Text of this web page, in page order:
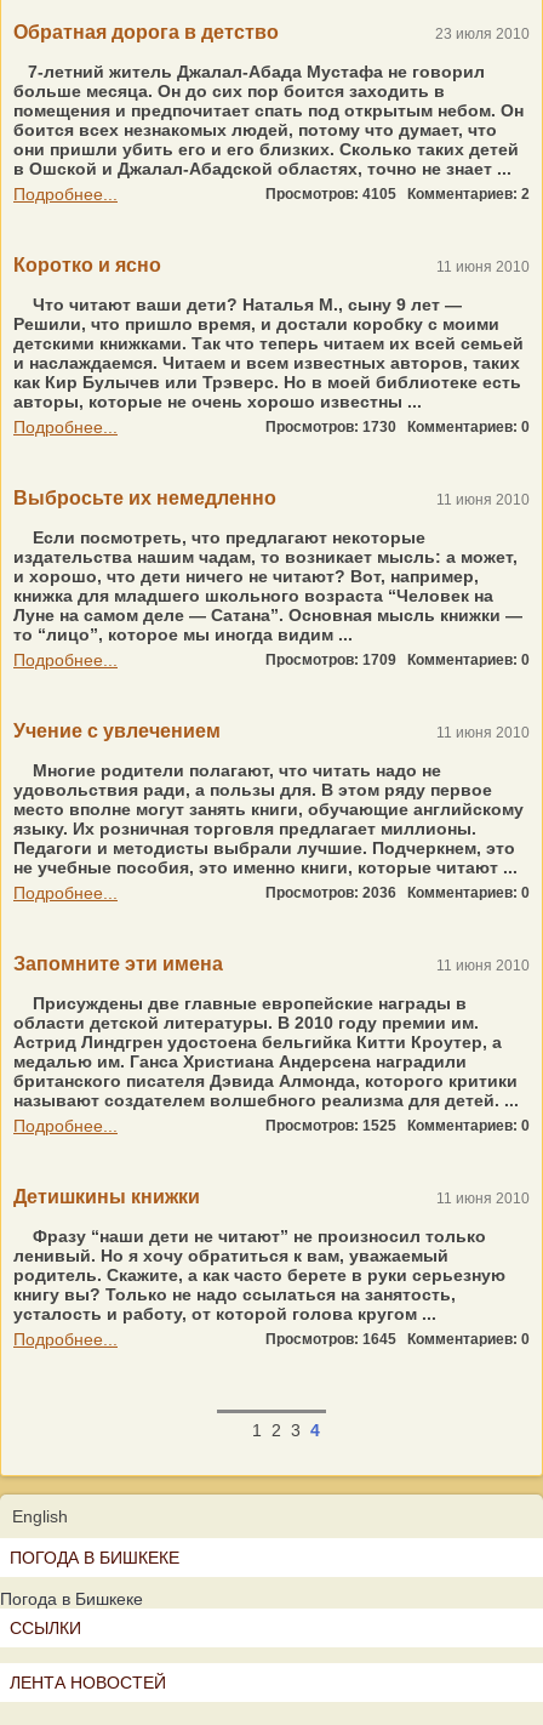
Обратная дорога в детство 23 июля 2010
7-летний житель Джалал-Абада Мустафа не говорил
больше месяца. Он до сих пор боится заходить в
помещения и предпочитает спать под открытым небом. Он
боится всех незнакомых людей, потому что думает, что
они пришли убить его и его близких. Сколько таких детей
в Ошской и Джалал-Абадской областях, точно не знает ...
Подробнее...
Просмотров: 4105 Комментариев: 2
Коротко и ясно 11 июня 2010
Что читают ваши дети? Наталья М., сыну 9 лет —
Решили, что пришло время, и достали коробку с моими
детскими книжками. Так что теперь читаем их всей семьей
и наслаждаемся. Читаем и всем известных авторов, таких
как Кир Булычев или Трэверс. Но в моей библиотеке есть
авторы, которые не очень хорошо известны ...
Подробнее...
Просмотров: 1730 Комментариев: 0
Выбросьте их немедленно 11 июня 2010
Если посмотреть, что предлагают некоторые
издательства нашим чадам, то возникает мысль: а может,
и хорошо, что дети ничего не читают? Вот, например,
книжка для младшего школьного возраста “Человек на
Луне на самом деле — Сатана”. Основная мысль книжки —
то “лицо”, которое мы иногда видим ...
Подробнее...
Просмотров: 1709 Комментариев: 0
Учение с увлечением 11 июня 2010
Многие родители полагают, что читать надо не
удовольствия ради, а пользы для. В этом ряду первое
место вполне могут занять книги, обучающие английскому
языку. Их розничная торговля предлагает миллионы.
Педагоги и методисты выбрали лучшие. Подчеркнем, это
не учебные пособия, это именно книги, которые читают ...
Подробнее...
Просмотров: 2036 Комментариев: 0
Запомните эти имена 11 июня 2010
Присуждены две главные европейские награды в
области детской литературы. В 2010 году премии им.
Астрид Линдгрен удостоена бельгийка Китти Кроутер, а
медалью им. Ганса Христиана Андерсена наградили
британского писателя Дэвида Алмонда, которого критики
называют создателем волшебного реализма для детей. ...
Подробнее...
Просмотров: 1525 Комментариев: 0
Детишкины книжки 11 июня 2010
Фразу “наши дети не читают” не произносил только
ленивый. Но я хочу обратиться к вам, уважаемый
родитель. Скажите, а как часто берете в руки серьезную
книгу вы? Только не надо ссылаться на занятость,
усталость и работу, от которой голова кругом ...
Подробнее...
Просмотров: 1645 Комментариев: 0
1 2 3 4
English
ПОГОДА В БИШКЕКЕ
Погода в Бишкеке
ССЫЛКИ
ЛЕНТА НОВОСТЕЙ